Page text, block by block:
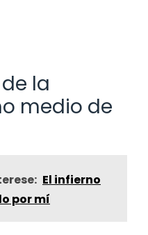
la
medio de
El infierno
por mí